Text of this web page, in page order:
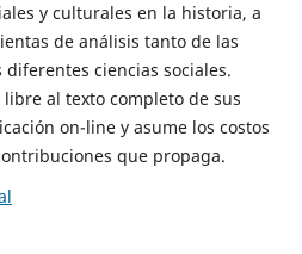
y culturales en la historia, a
de análisis tanto de las
ciencias sociales.
libre al texto completo de sus
on-line y asume los costos
que propaga.